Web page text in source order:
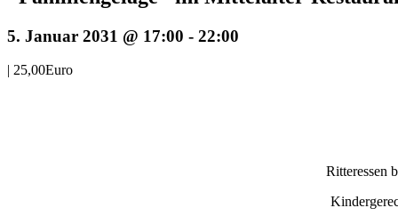
5. Januar 2031 @ 17:00 - 22:00
| 25,00Euro
Ritteressen